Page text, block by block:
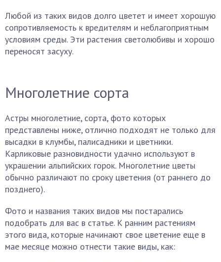
Любой из таких видов долго цветет и имеет хорошую
сопротивляемость к вредителям и неблагоприятным
условиям среды. Эти растения светолюбивы и хорошо
переносят засуху.
Многолетние сорта
Астры многолетние, сорта, фото которых
представлены ниже, отлично подходят не только для
высадки в клумбы, палисадники и цветники.
Карликовые разновидности удачно используют в
украшении альпийских горок. Многолетние цветы
обычно различают по сроку цветения (от раннего до
позднего).
Фото и названия таких видов мы постарались
подобрать для вас в статье. К ранним растениям
этого вида, которые начинают свое цветение еще в
мае месяце можно отнести такие виды, как: